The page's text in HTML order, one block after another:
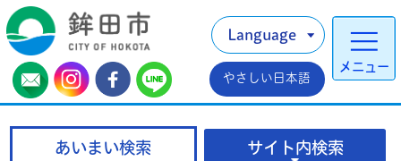
メニュー
Language
やさしい日本語
あいまい検索 サイト内検索